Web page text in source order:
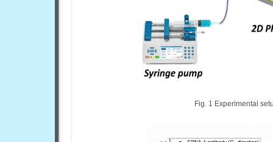
Fig. 1 Experimental